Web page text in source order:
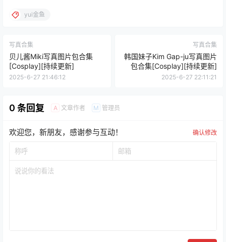
yui金鱼
写真合集
贝儿酱Miki写真图片包合集
[Cosplay][持续更新]
2025-6-27 21:46:12
写真合集
韩国妹子Kim Gap-ju写真图片
包合集[Cosplay][持续更新]
2025-6-27 22:11:21
0 条回复 A 文章作者 M 管理员
欢迎您，新朋友，感谢参与互动！ 确认修改